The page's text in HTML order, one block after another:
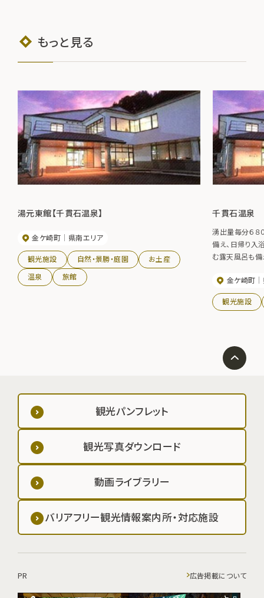
もっと見る
湯元東館【千貫石温泉】
金ケ崎町 県南エリア
観光施設 自然・景勝・庭園
お土産
温泉
旅館
千貫石温泉
湧出量毎分６８
備え、日帰り入
む露天風呂も備
金ケ崎町
観光施設
観光パンフレット
観光写真ダウンロード
動画ライブラリー
バリアフリー観光情報案内所・対応施設
PR 広告掲載について